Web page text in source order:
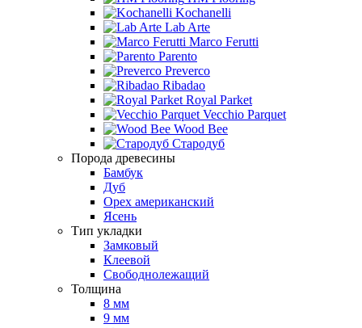
Kochanelli
Lab Arte
Marco Ferutti
Parento
Preverco
Ribadao
Royal Parket
Vecchio Parquet
Wood Bee
Стародуб
Порода древесины
Бамбук
Дуб
Орех американский
Ясень
Тип укладки
Замковый
Клеевой
Свободнолежащий
Толщина
8 мм
9 мм